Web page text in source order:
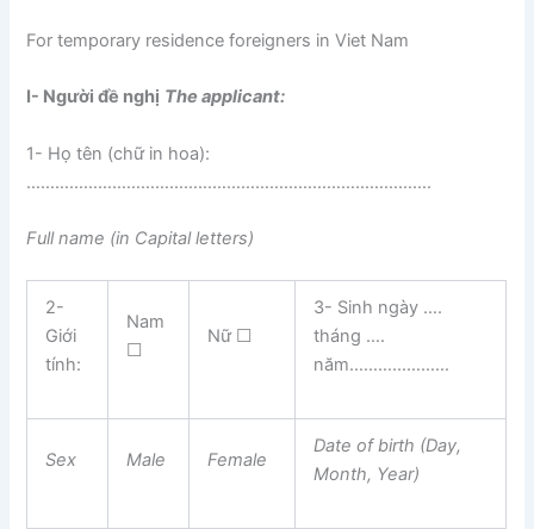
For temporary residence foreigners in Viet Nam
I- Người đề nghị The applicant:
1- Họ tên (chữ in hoa):
………………………………………………………………………….
Full name (in Capital letters)
2-
Giới
tính:
Nam
☐
Nữ ☐
3- Sinh ngày ….
tháng ….
năm…………………
Sex Male Female
Date of birth (Day,
Month, Year)